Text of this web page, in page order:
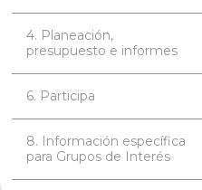
4. Planeación,
presupuesto e informes
6. Participa
8. Información específica
para Grupos de Interés